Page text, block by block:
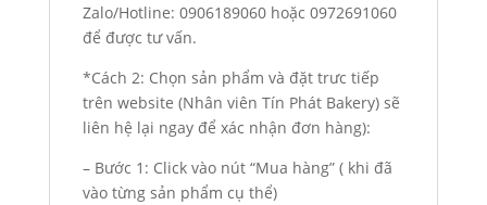
Zalo/Hotline: 0906189060 hoặc 0972691060
để được tư vấn.
*Cách 2: Chọn sản phẩm và đặt trưc tiếp
trên website (Nhân viên Tín Phát Bakery) sẽ
liên hệ lại ngay để xác nhận đơn hàng):
– Bước 1: Click vào nút “Mua hàng” ( khi đã
vào từng sản phẩm cụ thể)